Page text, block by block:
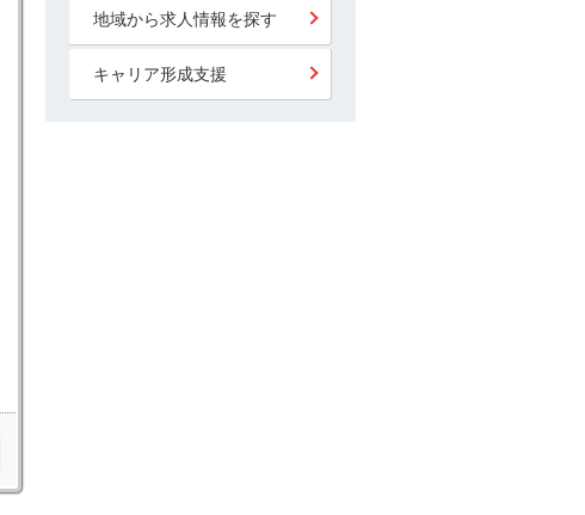
地域から求人情報を探す
キャリア形成支援